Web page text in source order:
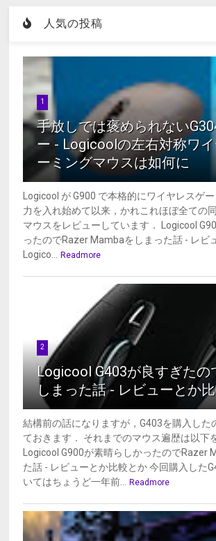
人気の投稿
1
手放しでは褒められない
ー - Logicoolの左右対称ワ
ーミングマウスは如何に
Logicool が G900 で本格的にワイヤレスゲ
力を入れ始めて以来，かれこれほぼ全ての
マウスをレビューしています． Logicool
ったのでRazer Mambaをしまった話 - レビ
Logico...
Readmore
2
Logicool G403が良すぎたの
しまった話 - レビューとか
結構前の話になりますが，G403を購入した
ておきます． それまでのマウス遍歴は以下
Logicool G900が素晴らしかったのでRazer
た話 - レビューとか比較とか 今回購入した
いてはちょうど一年前...
Readmore